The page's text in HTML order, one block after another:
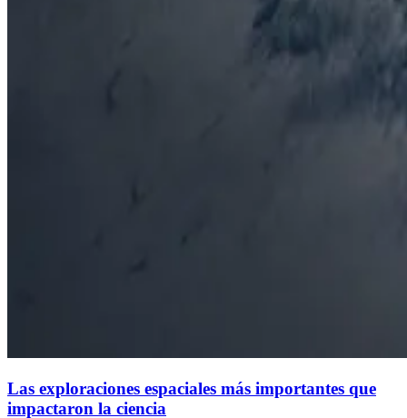
Las exploraciones espaciales más importantes que
impactaron la ciencia